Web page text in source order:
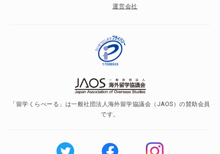
運営会社
「留学くらべーる」は一般社団法人海外留学協議会（JAOS）の賛助会員
です。